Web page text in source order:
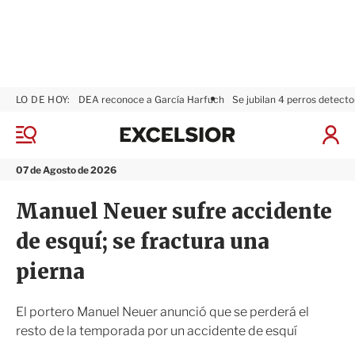
M
n
07 de Agosto de 2026
LO DE HOY: DEA reconoce a García Harfuch Se jubilan 4 perros
I
a
x
i
r
Manuel Neuer sufre accidente
de esquí; se fractura una
pierna
El portero Manuel Neuer anunció que se perderá el
resto de la temporada por un accidente de esquí